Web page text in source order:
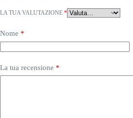
LA TUA VALUTAZIONE *
Nome *
La tua recensione *